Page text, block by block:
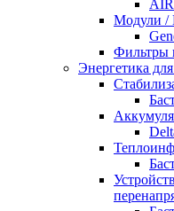
Модули /
Фильтры
Энергетика